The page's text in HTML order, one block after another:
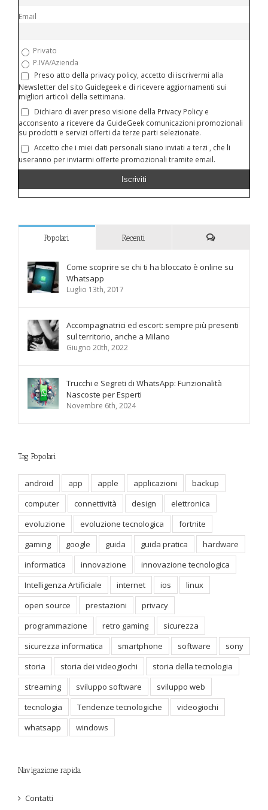
Email
Privato
P.IVA/Azienda
Preso atto della privacy policy, accetto di iscrivermi alla
Newsletter del sito Guidegeek e di ricevere aggiornamenti sui
migliori articoli della settimana.
Dichiaro di aver preso visione della Privacy Policy e
acconsento a ricevere da GuideGeek comunicazioni promozionali
su prodotti e servizi offerti da terze parti selezionate.
Accetto che i miei dati personali siano inviati a terzi , che li
useranno per inviarmi offerte promozionali tramite email.
Popolari Recenti
Come scoprire se chi ti ha bloccato è online su
Whatsapp
Luglio 13th, 2017
Accompagnatrici ed escort: sempre più presenti
sul territorio, anche a Milano
Giugno 20th, 2022
Trucchi e Segreti di WhatsApp: Funzionalità
Nascoste per Esperti
Novembre 6th, 2024
Tag Popolari
android app apple applicazioni
backup
computer
connettività design
elettronica
evoluzione
evoluzione tecnologica
fortnite
gaming
google guida guida pratica
hardware
informatica
innovazione
innovazione tecnologica
Intelligenza Artificiale
internet ios
linux
open source
prestazioni
privacy
programmazione
retro gaming
sicurezza
sicurezza informatica
smartphone software
sony
storia
storia dei videogiochi
storia della tecnologia
streaming
sviluppo software
sviluppo web
tecnologia
Tendenze tecnologiche
videogiochi
whatsapp
windows
Navigazione rapida
Contatti